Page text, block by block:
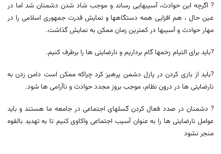
? اگرچه این حوادث، آسیبهایی رساند و موجب شاد شدن دشمنان شد اما در
عین حال ، هم افزایی همه دستگاهها و نمایش قدرت جمهوری اسلامی را در
مهار حوادث و آسیبها در کمترین زمان ممکن به نمایش گذاشت.
?باید برای التیام زخمها گام برداریم و نارضایتی ها را برطرف کنیم.
?باید از بازی کردن در پازل دشمن پرهیز کرد چراکه ممکن است دامن زدن به
نارضایتی ها در درون نظام، موجب بروز مجدد حوادث و ناآرامی ها شود.
? دشمنان در صدد فعال کردن گسلهای اجتماعی در جامعه ما هستند و باید
عوامل نارضایتی ها را به عنوان آسیب اجتماعی واکاوی کنیم تا به تهدید بالقوه
منجر نشود